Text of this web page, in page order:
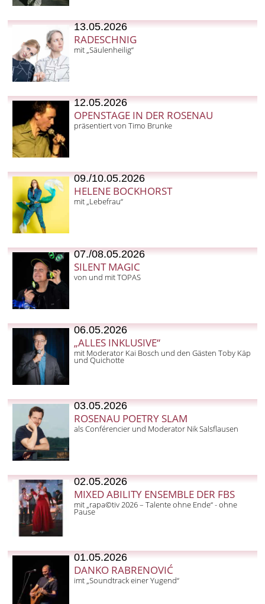
13.05.2026
RADESCHNIG
mit „Säulenheilig“
12.05.2026
OPENSTAGE IN DER ROSENAU
präsentiert von Timo Brunke
09./10.05.2026
HELENE BOCKHORST
mit „Lebefrau“
07./08.05.2026
SILENT MAGIC
von und mit TOPAS
06.05.2026
„ALLES INKLUSIVE“
mit Moderator Kai Bosch und den Gästen Toby Käp
und Quichotte
03.05.2026
ROSENAU POETRY SLAM
als Conférencier und Moderator Nik Salsflausen
02.05.2026
MIXED ABILITY ENSEMBLE DER FBS
mit „rapa©tiv 2026 – Talente ohne Ende“ - ohne
Pause
01.05.2026
DANKO RABRENOVIĆ
imt „Soundtrack einer Yugend“